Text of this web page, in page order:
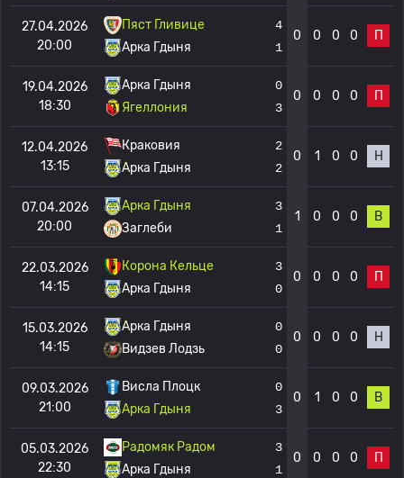
27.04.2026
20:00
Пяст Гливице
Арка Гдыня
4
1
0 0 0 0 П
19.04.2026
18:30
Арка Гдыня
Ягеллония
0
3
0 0 0 0 П
12.04.2026
13:15
Краковия
Арка Гдыня
2
2
0 1 0 0 Н
07.04.2026
20:00
Арка Гдыня
Заглеби
3
1
1 0 0 0 В
22.03.2026
14:15
Корона Кельце
Арка Гдыня
3
0
0 0 0 0 П
15.03.2026
14:15
Арка Гдыня
Видзев Лодзь
0
0
0 0 0 0 Н
09.03.2026
21:00
Висла Плоцк
Арка Гдыня
0
3
0 1 0 0 В
05.03.2026
22:30
Радомяк Радом
Арка Гдыня
3
1
0 0 0 0 П